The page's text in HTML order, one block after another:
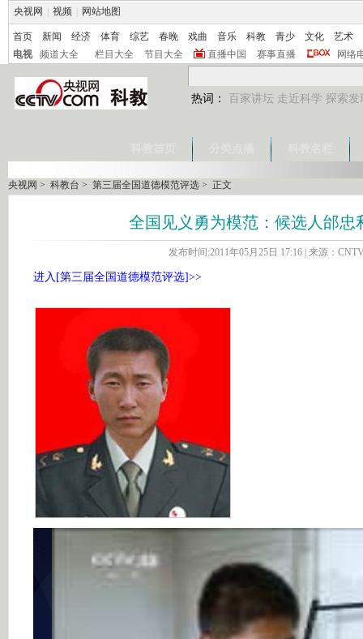
央视网 视频 网站地图
首页 新闻 经济 体育 综艺 春晚 戏曲 音乐 科教 青少 文化
艺术
电视
频道大全 栏目大全 节目大全 直播中国 赛事直播 网络
热词： 百家讲坛 走近科学 探索发
央视网 > 科教台 > 第三届全国道德模范评选 > 正文
全国见义勇为模范：候选人邰忠
发布时间:2011年05月25日 17:16 | 来源：
进入[第三届全国道德模范评选]>>